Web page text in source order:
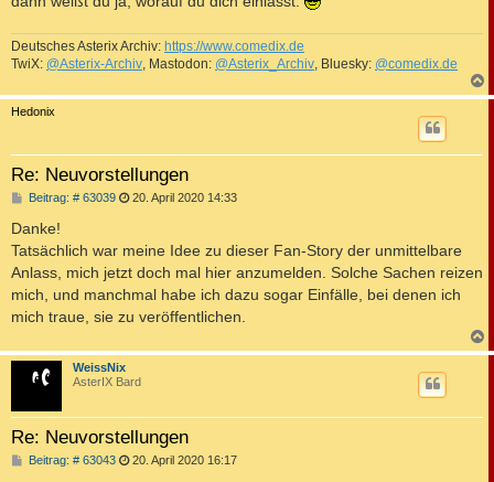
Deutsches Asterix Archiv: https://www.comedix.de
TwiX: @Asterix-Archiv , Mastodon: @Asterix_Archiv , Bluesky: @comedix.de
a
Hedonix
Re: Neuvorstellungen
Beitrag: # 63039B
r
a
g
20. April 2020 14:33
Danke!
Tatsächlich war meine Idee zu dieser Fan-Story der unmittelbare
Anlass, mich jetzt doch mal hier anzumelden. Solche Sachen reizen
mich, und manchmal habe ich dazu sogar Einfälle, bei denen ich
mich traue, sie zu veröffentlichen.
a
WeissNix
AsterIX Bard
Re: Neuvorstellungen
Beitrag: # 63043B 20. April 2020 16:17